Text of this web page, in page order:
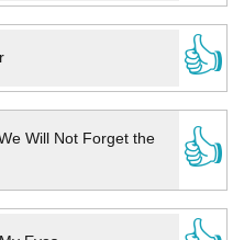
👍
Will Not Forget the
👍